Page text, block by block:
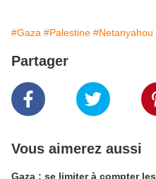
#Gaza #Palestine #Netanyahou
Partager
Vous aimerez aussi
Gaza : se limiter à compter les